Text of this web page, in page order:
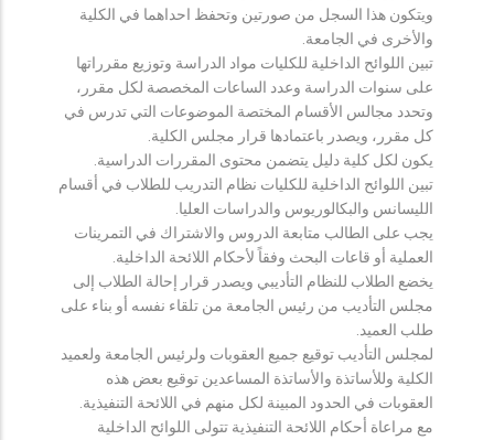
ويتكون هذا السجل من صورتين وتحفظ احداهما في الكلية
والأخرى في الجامعة.
تبين اللوائح الداخلية للكليات مواد الدراسة وتوزيع مقرراتها
على سنوات الدراسة وعدد الساعات المخصصة لكل مقرر،
وتحدد مجالس الأقسام المختصة الموضوعات التي تدرس في
كل مقرر، ويصدر باعتمادها قرار مجلس الكلية.
يكون لكل كلية دليل يتضمن محتوى المقررات الدراسية.
تبين اللوائح الداخلية للكليات نظام التدريب للطلاب في أقسام
الليسانس والبكالوريوس والدراسات العليا.
يجب على الطالب متابعة الدروس والاشتراك في التمرينات
العملية أو قاعات البحث وفقاً لأحكام اللائحة الداخلية.
يخضع الطلاب للنظام التأديبي ويصدر قرار إحالة الطلاب إلى
مجلس التأديب من رئيس الجامعة من تلقاء نفسه أو بناء على
طلب العميد.
لمجلس التأديب توقيع جميع العقوبات ولرئيس الجامعة ولعميد
الكلية وللأساتذة والأساتذة المساعدين توقيع بعض هذه
العقوبات في الحدود المبينة لكل منهم في اللائحة التنفيذية.
مع مراعاة أحكام اللائحة التنفيذية تتولى اللوائح الداخلية